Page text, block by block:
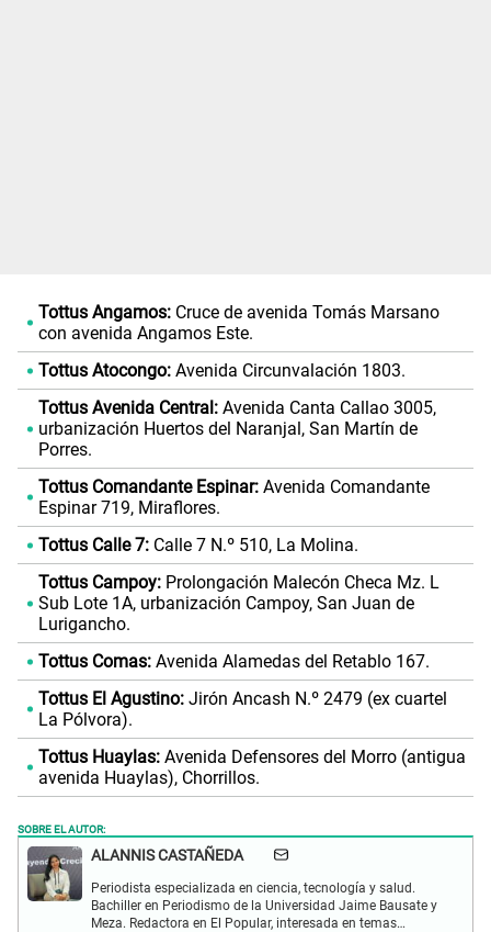
Tottus Angamos:Cruce de avenida Tomás Marsano
con avenida Angamos Este.
Tottus Atocongo:Avenida Circunvalación 1803.
Tottus Avenida Central:Avenida Canta Callao 3005,
urbanización Huertos del Naranjal, San Martín de
Porres.
Tottus Comandante Espinar:Avenida Comandante
Espinar 719, Miraflores.
Tottus Calle 7:Calle 7 N.º 510, La Molina.
Tottus Campoy:Prolongación Malecón Checa Mz. L
Sub Lote 1A, urbanización Campoy, San Juan de
Lurigancho.
Tottus Comas:Avenida Alamedas del Retablo 167.
Tottus El Agustino:Jirón Ancash N.º 2479 (ex cuartel
La Pólvora).
Tottus Huaylas:Avenida Defensores del Morro (antigua
avenida Huaylas), Chorrillos.
SOBRE EL AUTOR:
ALANNIS CASTAÑEDA
Periodista especializada en ciencia, tecnología y salud.
Bachiller en Periodismo de la Universidad Jaime Bausate y
Meza. Redactora en El Popular, interesada en temas